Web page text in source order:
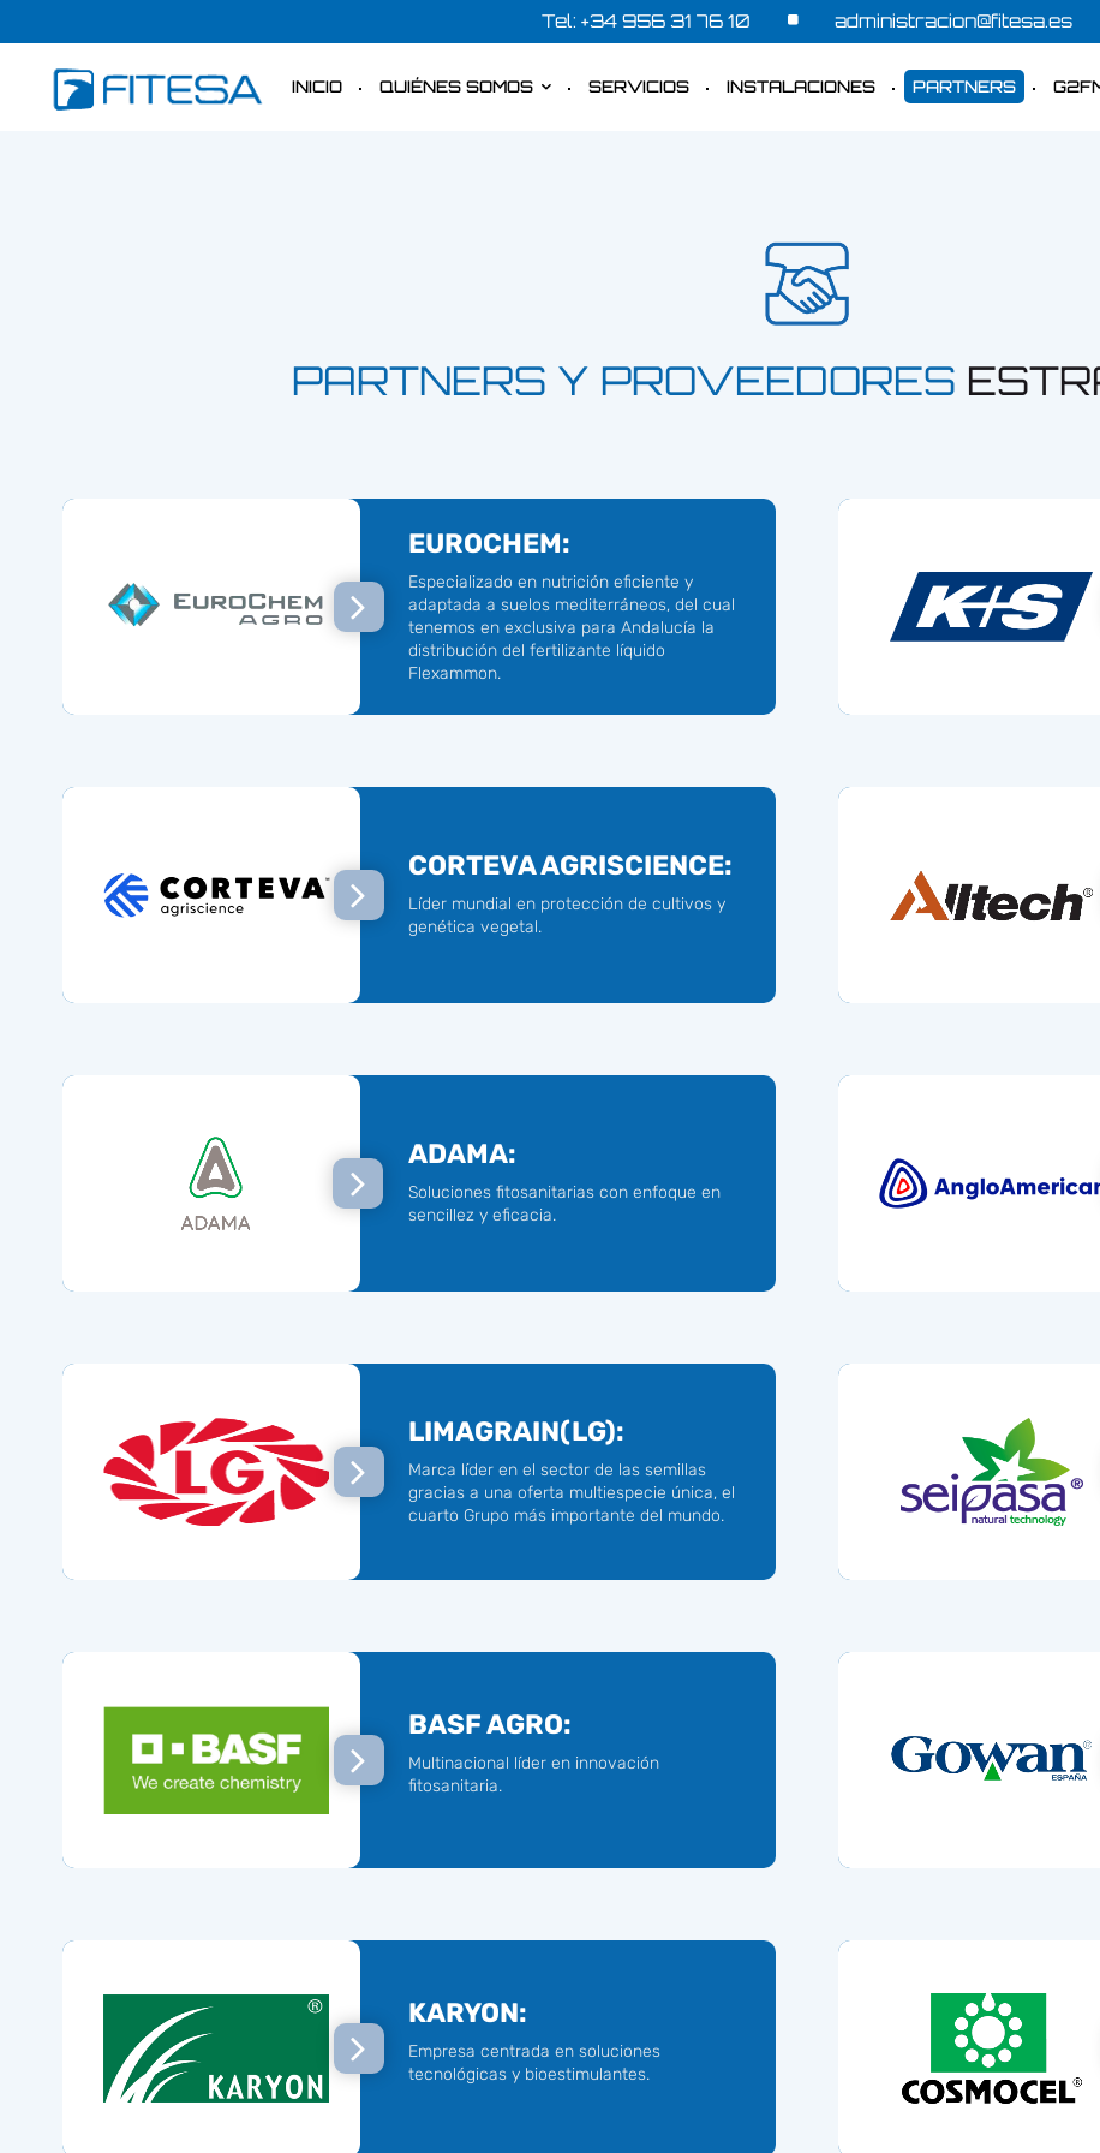
Tel: +34 956 31 76 10 administracion@fitesa.es
INICIO QUIÉNES SOMOS SERVICIOS INSTALACIONES PARTNERS
PARTNERS Y PROVEEDORES
EUROCHEM:
Especializado en nutrición eficiente y
adaptada a suelos mediterráneos, del cual
tenemos en exclusiva para Andalucía la
distribución del fertilizante líquido
Flexammon.
CORTEVA AGRISCIENCE:
Líder mundial en protección de cultivos y
genética vegetal.
ADAMA:
Soluciones fitosanitarias con enfoque en
sencillez y eficacia.
LIMAGRAIN(LG):
Marca líder en el sector de las semillas
gracias a una oferta multiespecie única, el
cuarto Grupo más importante del mundo.
BASF AGRO:
Multinacional líder en innovación
fitosanitaria.
KARYON:
Empresa centrada en soluciones
tecnológicas y bioestimulantes.